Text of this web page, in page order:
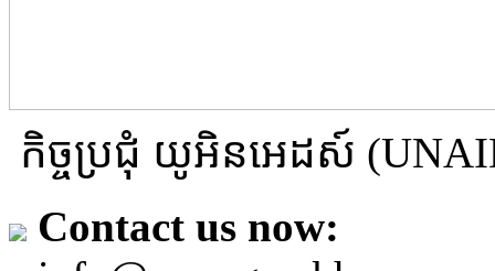
កិច្ចប្រជុំ យូអិនអេដស៍
Contact us now: